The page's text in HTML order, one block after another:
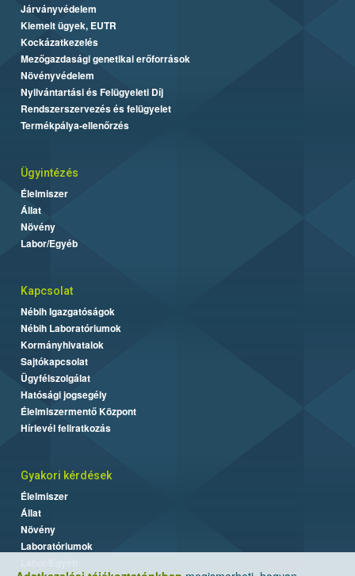
Járványvédelem
Kiemelt ügyek, EUTR
Kockázatkezelés
Mezőgazdasági genetikai erőforrások
Növényvédelem
Nyilvántartási és Felügyeleti Díj
Rendszerszervezés és felügyelet
Termékpálya-ellenőrzés
Ügyintézés
Élelmiszer
Állat
Növény
Labor/Egyéb
Kapcsolat
Nébih Igazgatóságok
Nébih Laboratóriumok
Kormányhivatalok
Sajtókapcsolat
Ügyfélszolgálat
Hatósági jogsegély
Élelmiszermentő Központ
Hírlevél feliratkozás
Gyakori kérdések
Élelmiszer
Állat
Növény
Laboratóriumok